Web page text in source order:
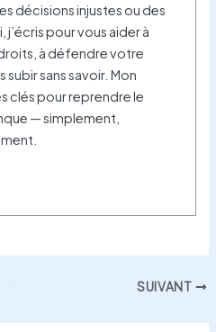
décisions injustes ou des
j’écris pour vous aider à
à défendre votre
subir sans savoir. Mon
clés pour reprendre le
— simplement,
SUIVANT